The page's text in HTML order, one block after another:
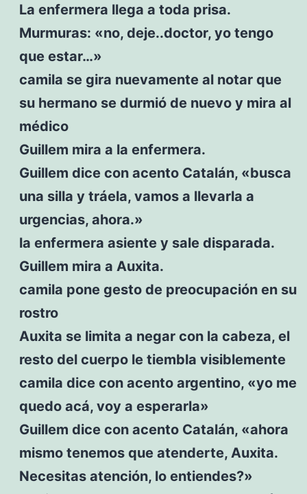
La enfermera llega a toda prisa.
Murmuras: «no, deje..doctor, yo tengo
que estar…»
camila se gira nuevamente al notar que
su hermano se durmió de nuevo y mira al
médico
Guillem mira a la enfermera.
Guillem dice con acento Catalán, «busca
una silla y tráela, vamos a llevarla a
urgencias, ahora.»
la enfermera asiente y sale disparada.
Guillem mira a Auxita.
camila pone gesto de preocupación en su
rostro
Auxita se limita a negar con la cabeza, el
resto del cuerpo le tiembla visiblemente
camila dice con acento argentino, «yo me
quedo acá, voy a esperarla»
Guillem dice con acento Catalán, «ahora
mismo tenemos que atenderte, Auxita.
Necesitas atención, lo entiendes?»